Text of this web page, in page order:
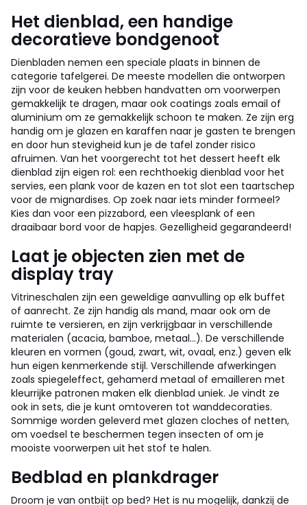
Het dienblad, een handige
decoratieve bondgenoot
Dienbladen nemen een speciale plaats in binnen de
categorie tafelgerei. De meeste modellen die ontworpen
zijn voor de keuken hebben handvatten om voorwerpen
gemakkelijk te dragen, maar ook coatings zoals email of
aluminium om ze gemakkelijk schoon te maken. Ze zijn erg
handig om je glazen en karaffen naar je gasten te brengen
en door hun stevigheid kun je de tafel zonder risico
afruimen. Van het voorgerecht tot het dessert heeft elk
dienblad zijn eigen rol: een rechthoekig dienblad voor het
servies, een plank voor de kazen en tot slot een taartschep
voor de mignardises. Op zoek naar iets minder formeel?
Kies dan voor een pizzabord, een vleesplank of een
draaibaar bord voor de hapjes. Gezelligheid gegarandeerd!
Laat je objecten zien met de
display tray
Vitrineschalen zijn een geweldige aanvulling op elk buffet
of aanrecht. Ze zijn handig als mand, maar ook om de
ruimte te versieren, en zijn verkrijgbaar in verschillende
materialen (acacia, bamboe, metaal...). De verschillende
kleuren en vormen (goud, zwart, wit, ovaal, enz.) geven elk
hun eigen kenmerkende stijl. Verschillende afwerkingen
zoals spiegeleffect, gehamerd metaal of emailleren met
kleurrijke patronen maken elk dienblad uniek. Je vindt ze
ook in sets, die je kunt omtoveren tot wanddecoraties.
Sommige worden geleverd met glazen cloches of netten,
om voedsel te beschermen tegen insecten of om je
mooiste voorwerpen uit het stof te halen.
Bedblad en plankdrager
Droom je van ontbijt op bed? Het is nu mogelijk, dankzij de